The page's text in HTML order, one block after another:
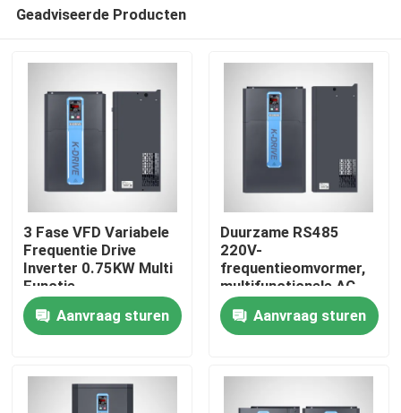
Thuis
Geadviseerde Producten
3 Fase VFD Variabele
Frequentie Drive
Inverter 0.75KW Multi
Functie
Aanvraag sturen
Duurzame RS485
220V-
frequentieomvormer,
multifunctionele AC-
Aanvraag sturen